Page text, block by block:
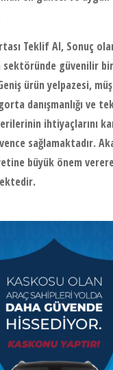
Teklif Al, Sonuç
sektöründe güvenilir
ürün yelpazesi,
danışmanlığı ve
ihtiyaçlarını
sağlamaktadır.
büyük önem